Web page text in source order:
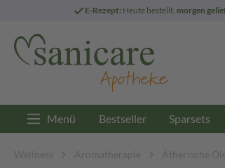
E-Rezept: Heute bestellt, morgen
Menü Bestseller Sparsets
Wellness Aromatherapie Ätherische